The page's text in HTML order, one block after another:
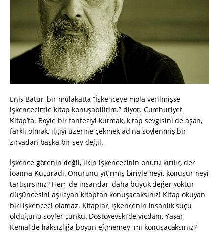
Enis Batur, bir mülakatta “İşkenceye mola verilmişse
işkencecimle kitap konuşabilirim.” diyor. Cumhuriyet
Kitap’ta. Böyle bir fanteziyi kurmak, kitap sevgisini de aşan,
farklı olmak, ilgiyi üzerine çekmek adına söylenmiş bir
zırvadan başka bir şey değil.
İşkence görenin değil, ilkin işkencecinin onuru kırılır, der
İoanna Kuçuradi. Onurunu yitirmiş biriyle neyi, konuşur neyi
tartışırsınız? Hem de insandan daha büyük değer yoktur
düşüncesini aşılayan kitaptan konuşacaksınız! Kitap okuyan
biri işkenceci olamaz. Kitaplar, işkencenin insanlık suçu
olduğunu söyler çünkü. Dostoyevski’de vicdanı, Yaşar
Kemal’de haksızlığa boyun eğmemeyi mi konuşacaksınız?